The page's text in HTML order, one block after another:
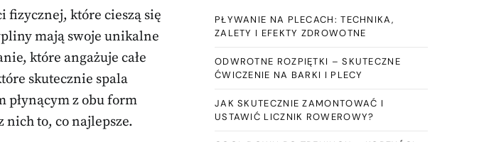
fizycznej, które cieszą się
mają swoje unikalne
które angażuje całe
skutecznie spala
płynącym z obu form
nich to, co najlepsze.
PŁYWANIE NA PLECACH: TECHNIKA,
ZALETY I EFEKTY ZDROWOTNE
ODWROTNE ROZPIĘTKI – SKUTECZNE
ĆWICZENIE NA BARKI I PLECY
JAK SKUTECZNIE ZAMONTOWAĆ I
USTAWIĆ LICZNIK ROWEROWY?